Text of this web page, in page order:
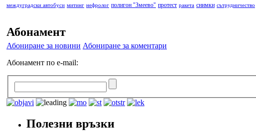
междуградски автобуси митинг нефролог полигон "Змеево" протест ракета снимки сътрудничество
Абонамент
Абониране за новини Абониране за коментари
Абонамент по e-mail:
Полезни връзки